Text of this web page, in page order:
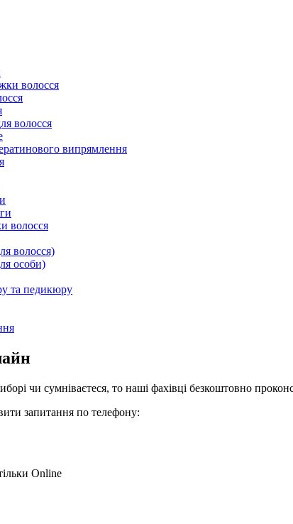
волосся
волосся
випрямлення
волосся
волосся)
особи)
та педикюру
чи сумніваєтеся, то наші фахівці безкоштовно
запитання по телефону:
Online